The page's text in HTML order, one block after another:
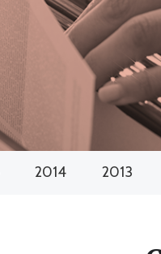
2014 2013